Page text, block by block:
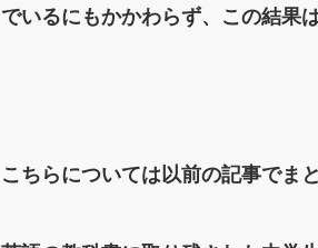
でいるにもかかわらず、この結果
こちらについては以前の記事でま